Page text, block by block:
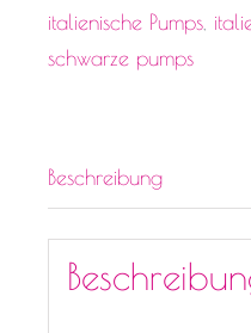
italienische Pumps
schwarze pumps
Beschreibung